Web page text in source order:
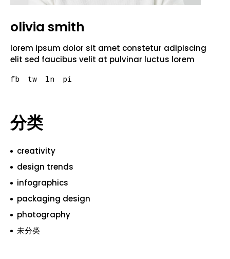
olivia smith
lorem ipsum dolor sit amet constetur adipiscing
elit sed faucibus velit at pulvinar luctus lorem
fb tw ln pi
分类
creativity
design trends
infographics
packaging design
photography
未分类